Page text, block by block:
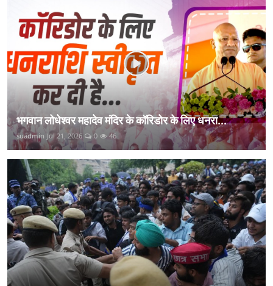
भगवान लोधेश्वर महादेव मंदिर के कॉरिडोर के लिए धनरा...
suadmin Jul 21, 2026 0 46